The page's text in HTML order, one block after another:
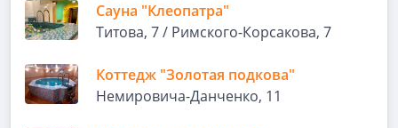
Сауна "Клеопатра"
Титова, 7 / Римского-Корсакова, 7
Коттедж "Золотая подкова"
Немировича-Данченко, 11